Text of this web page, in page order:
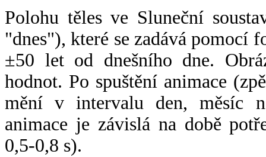
Polohu těles ve Sluneční
"dnes"), které se zadává pomocí
±50 let od dnešního dne.
hodnot. Po spuštění animace
mění v intervalu den, měsíc
animace je závislá na době
0,5-0,8 s).